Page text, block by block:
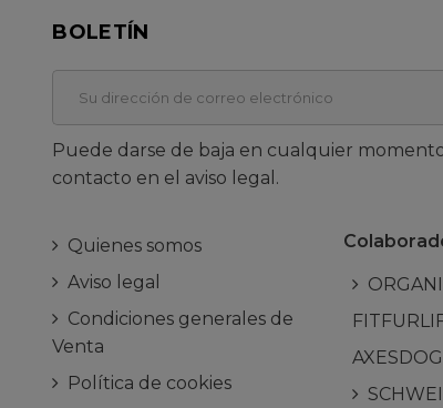
BOLETÍN
Puede darse de baja en cualquier
contacto en el aviso legal.
Quienes somos
Aviso legal
Condiciones generales de
Venta
Política de cookies